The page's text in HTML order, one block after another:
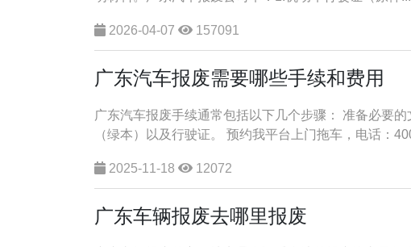
2026-04-07 157091
广东汽车报废需要哪些手续和费用
广东汽车报废手续通常包括以下几个步骤： 准备必要
（绿本）以及行驶证。 预约我平台上门拖车，电话：
2025-11-18 12072
广东车辆报废去哪里报废